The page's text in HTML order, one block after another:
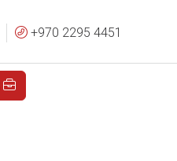
+970 2295 4451